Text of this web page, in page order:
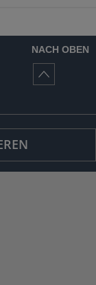
NACH OBEN